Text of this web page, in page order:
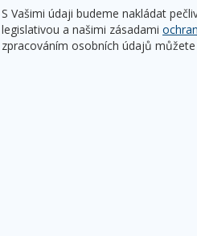
S Vašimi údaji budeme nakládat
legislativou a našimi zásadami
zpracováním osobních údajů